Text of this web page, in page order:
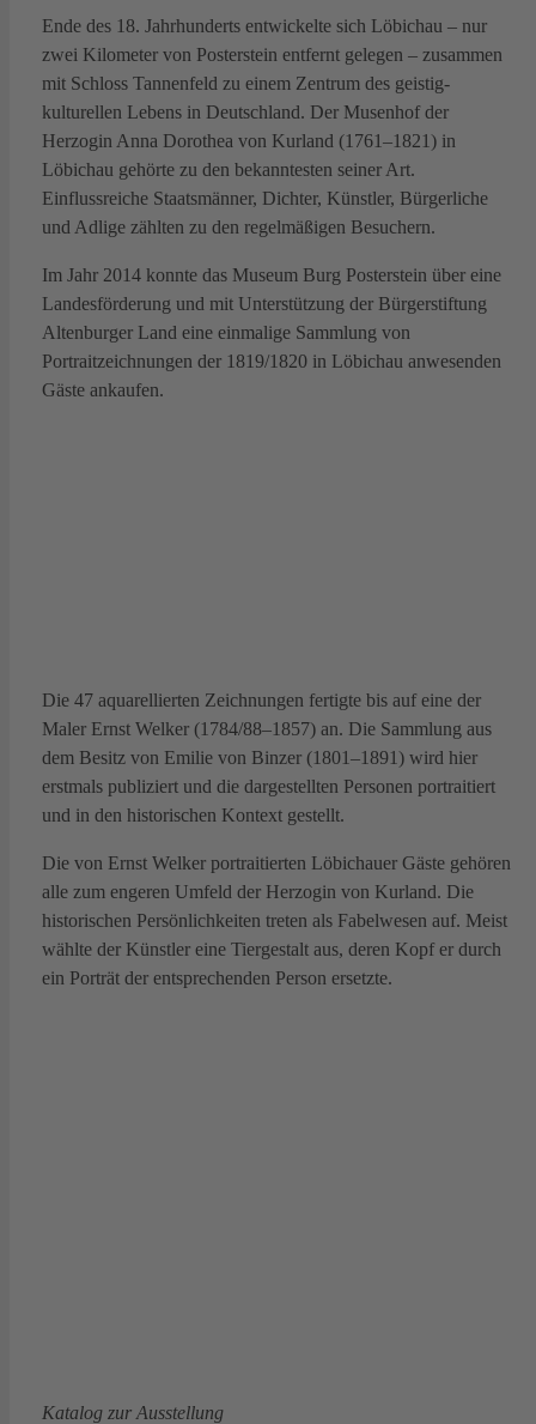
Ende des 18. Jahrhunderts entwickelte sich Löbichau – nur
zwei Kilometer von Posterstein entfernt gelegen – zusammen
mit Schloss Tannenfeld zu einem Zentrum des geistig-
kulturellen Lebens in Deutschland. Der Musenhof der
Herzogin Anna Dorothea von Kurland (1761–1821) in
Löbichau gehörte zu den bekanntesten seiner Art.
Einflussreiche Staatsmänner, Dichter, Künstler, Bürgerliche
und Adlige zählten zu den regelmäßigen Besuchern.
Im Jahr 2014 konnte das Museum Burg Posterstein über eine
Landesförderung und mit Unterstützung der Bürgerstiftung
Altenburger Land eine einmalige Sammlung von
Portraitzeichnungen der 1819/1820 in Löbichau anwesenden
Gäste ankaufen.
Die 47 aquarellierten Zeichnungen fertigte bis auf eine der
Maler Ernst Welker (1784/88–1857) an. Die Sammlung aus
dem Besitz von Emilie von Binzer (1801–1891) wird hier
erstmals publiziert und die dargestellten Personen portraitiert
und in den historischen Kontext gestellt.
Die von Ernst Welker portraitierten Löbichauer Gäste gehören
alle zum engeren Umfeld der Herzogin von Kurland. Die
historischen Persönlichkeiten treten als Fabelwesen auf. Meist
wählte der Künstler eine Tiergestalt aus, deren Kopf er durch
ein Porträt der entsprechenden Person ersetzte.
Katalog zur Ausstellung